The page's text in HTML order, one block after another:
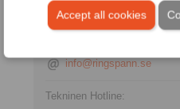
Accept all cookies
Myynti Hotline:
info@ringspann.se
Tekninen Hotline: